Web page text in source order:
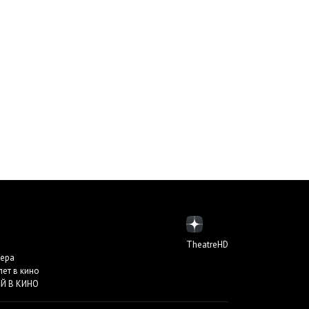
в кино
В КИНО
TheatreHD